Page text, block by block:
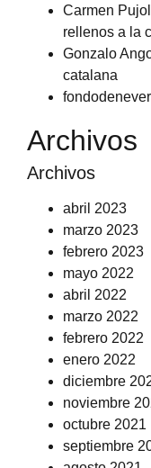
Carmen
rellenos a la
Gonzalo
catalana
Archivos
Archivos
abril 2023
marzo 2023
febrero 2023
mayo 2022
abril 2022
marzo 2022
febrero 2022
enero 2022
diciembre
noviembre
octubre 2021
septiembre